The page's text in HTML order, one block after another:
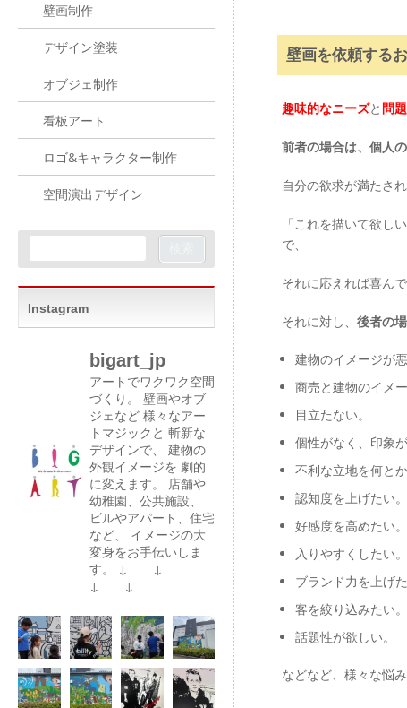
壁画を依頼する
趣味的なニーズと 問
前者の場合は、個人
自分の欲求が満たさ
「これを描いて欲し
で、
それに応えれば喜ん
それに対し、 後者の
建物のイメージが悪
商売と建物のイメ
目立たない。
個性がなく、印象が
不利な立地を何とか
認知度を上げたい。
好感度を高めたい。
入りやすくしたい。
ブランド力を上げた
客を絞り込みたい。
話題性が欲しい。
などなど、様々な悩
壁画制作
デザイン塗装
オブジェ制作
看板アート
ロゴ&キャラクター制作
空間演出デザイン
Instagram
bigart_jp
アートでワクワク空間
づくり。
壁画やオブ
ジェなど 様々なアー
トマジックと 斬新な
デザインで、
建物の
外観イメージを 劇的
に変えます。
店舗や
幼稚園、公共施設、
ビルやアパート、住宅
など、
イメージの大
変身をお手伝いしま
す。
↓ ↓
↓ ↓